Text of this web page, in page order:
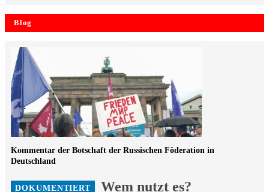
Blog
Wem nutzt es?
Kommentar der Botschaft der Russischen Föderation in
Deutschland